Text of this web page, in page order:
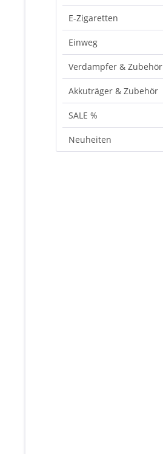
E-Zigaretten
Einweg
Verdampfer & Zubehör
Akkuträger & Zubehör
SALE %
Neuheiten